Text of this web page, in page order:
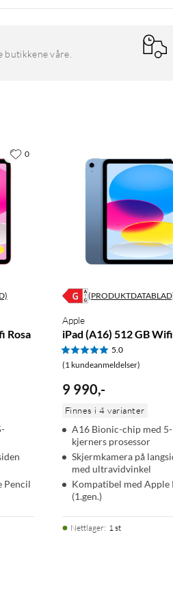
butikkene våre.
Rosa
Pencil
0
Apple
iPad (A16) 512 GB
5.0
(1 kundeanmeldelser)
9 990,-
Finnes i 4 varianter
A16 Bionic-chip med 5-
kjerners prosessor
Skjermkamera på
med ultravidvinkel
Kompatibel med Apple
(1.gen.)
Nettlager: 1 st